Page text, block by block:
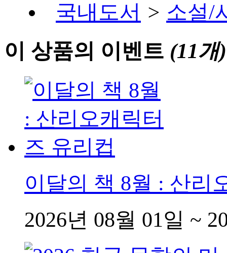
국내도서 > 소설/
이 상품의 이벤트 (11개)
이달의 책 8월 : 산리
2026년 08월 01일 ~